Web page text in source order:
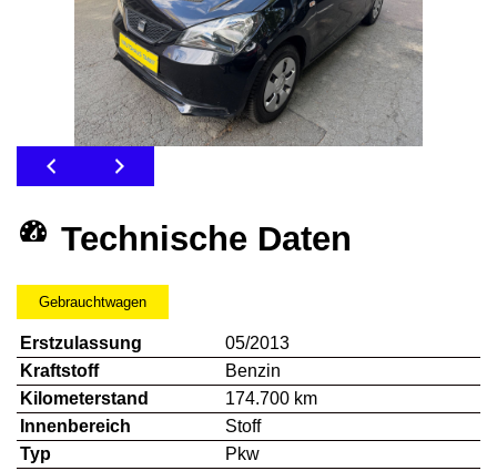
Technische Daten
Gebrauchtwagen
Erstzulassung
05/2013
Kraftstoff
Benzin
Kilometerstand
174.700 km
Innenbereich
Stoff
Typ
Pkw